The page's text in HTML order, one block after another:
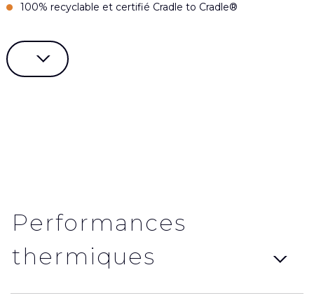
100% recyclable et certifié Cradle to Cradle®
Performances
thermiques